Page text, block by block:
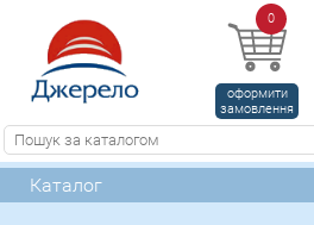
0
оформити
замовлення
Каталог